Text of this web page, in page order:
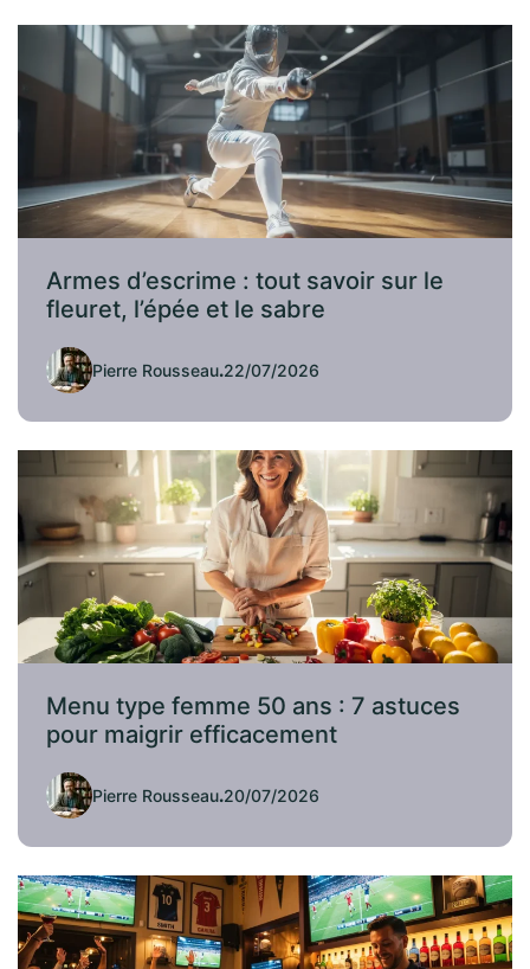
Armes d’escrime : tout savoir sur le
fleuret, l’épée et le sabre
Pierre Rousseau.22/07/2026
Menu type femme 50 ans : 7 astuces
pour maigrir efficacement
Pierre Rousseau.20/07/2026